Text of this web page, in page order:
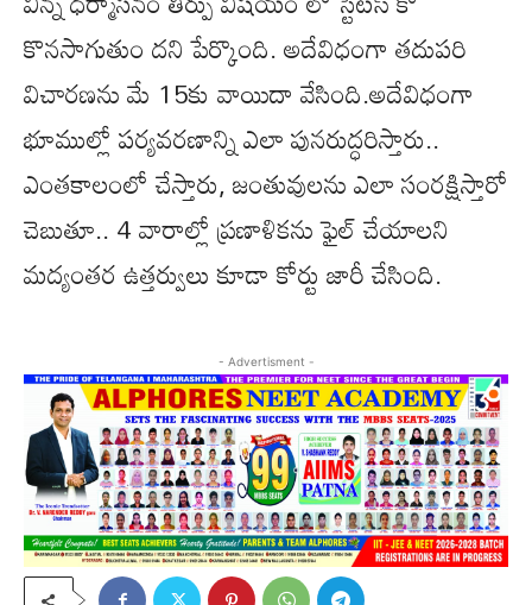
కొనసాగుతుం దని పేర్కొంది. అదేవిధంగా తదుపరి
విచారణను మే 15కు వాయిదా వేసింది.అదేవిధంగా
భూముల్లో పర్యవరణాన్ని ఎలా పునరుద్ధరిస్తారు..
ఎంతకాలంలో చేస్తారు, జంతువులను ఎలా సంరక్షిస్తారో
చెబుతూ.. 4 వారాల్లో ప్రణాళికను ఫైల్ చేయాలని
మద్యంతర ఉత్తర్వులు కూడా కోర్టు జారీ చేసింది.
- Advertisment -